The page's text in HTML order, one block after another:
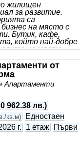
жилищен
за развитие.
са
на място с
Бутик, кафе,
който най-добре
на място,
от
Апартаменти
962.38 лв.)
кв.м)
Едностаен
г. 1 етаж
Първи